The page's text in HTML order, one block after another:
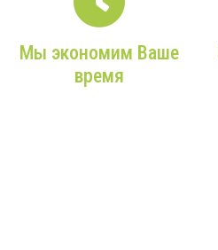
Мы экономим Ваше
время